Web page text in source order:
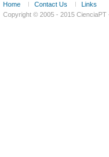
Home Contact Us
Links
Copyright © 2005 - 2015